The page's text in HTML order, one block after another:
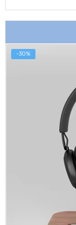
-30%